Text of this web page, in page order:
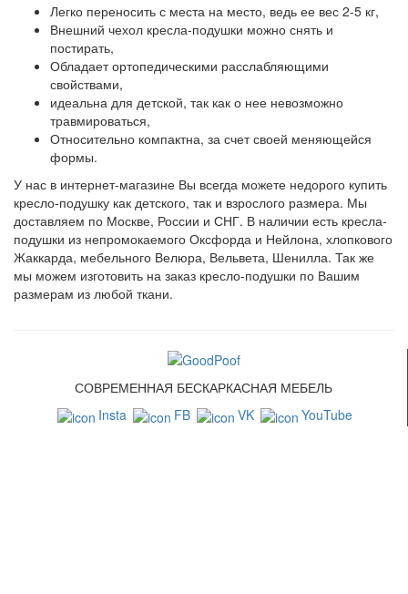
Легко переносить с места на место, ведь ее вес 2-5 кг,
Внешний чехол кресла-подушки можно снять и
постирать,
Обладает ортопедическими расслабляющими
свойствами,
идеальна для детской, так как о нее невозможно
травмироваться,
Относительно компактна, за счет своей меняющейся
формы.
У нас в интернет-магазине Вы всегда можете недорого купить
кресло-подушку как детского, так и взрослого размера. Мы
доставляем по Москве, России и СНГ. В наличии есть кресла-
подушки из непромокаемого Оксфорда и Нейлона, хлопкового
Жаккарда, мебельного Велюра, Вельвета, Шенилла. Так же
мы можем изготовить на заказ кресло-подушки по Вашим
размерам из любой ткани.
СОВРЕМЕННАЯ БЕСКАРКАСНАЯ МЕБЕЛЬ
Insta
FB VK YouTube